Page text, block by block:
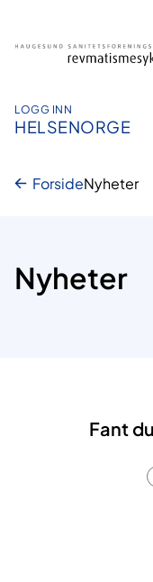
LOGG INN
HELSENORGE
ForsideNyheter
Nyheter
Fant